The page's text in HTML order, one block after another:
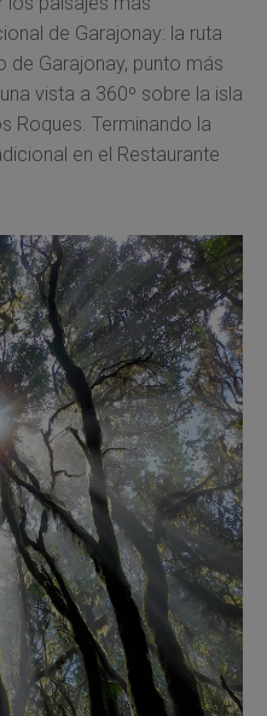
de Garajonay: la ruta
de Garajonay, punto más
vista a 360º sobre la isla
Roques. Terminando la
en el Restaurante